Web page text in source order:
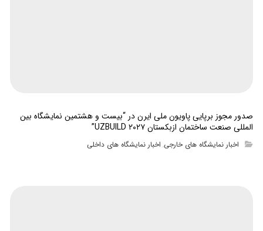
صدور مجوز برپایی پاویون ملی ایرن در “بیست و هشتمین نمایشگاه بین
المللی صنعت ساختمان ازبکستان UZBUILD ۲۰۲۷”
اخبار نمایشگاه های خارجی, اخبار نمایشگاه های داخلی